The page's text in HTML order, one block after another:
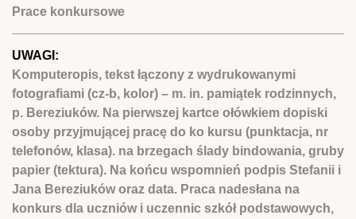
Prace konkursowe
UWAGI:
Komputeropis, tekst łączony z wydrukowanymi
fotografiami (cz-b, kolor) – m. in. pamiątek rodzinnych,
p. Bereziuków. Na pierwszej kartce ołówkiem dopiski
osoby przyjmującej pracę do ko kursu (punktacja, nr
telefonów, klasa). na brzegach ślady bindowania, gruby
papier (tektura). Na końcu wspomnień podpis Stefanii i
Jana Bereziuków oraz data. Praca nadesłana na
konkurs dla uczniów i uczennic szkół podstawowych,